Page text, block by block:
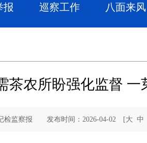
报 巡察工作 八面来风
茶农所盼强化监督 一
检监察报 发布时间：2026-04-02 [大 中